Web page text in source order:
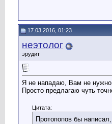
17.03.2016, 01:23
неэтолог
эрудит
Я не нападаю, Вам не
Просто предлагаю чуть
Цитата:
Протопопов бы